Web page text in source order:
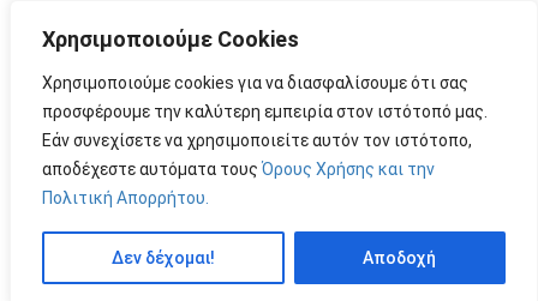
Χρησιμοποιούμε Cookies
Χρησιμοποιούμε cookies για να διασφαλίσουμε ότι σας
προσφέρουμε την καλύτερη εμπειρία στον ιστότοπό μας.
Εάν συνεχίσετε να χρησιμοποιείτε αυτόν τον ιστότοπο,
αποδέχεστε αυτόματα τους Όρους Χρήσης και την
Πολιτική Απορρήτου.
Δεν δέχομαι! Αποδοχή
FROM TWO VILLAGES
Semi-dry wine, Black messenicola 100%